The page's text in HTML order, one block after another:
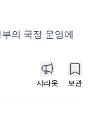
의 국정 운영에
샤라웃 보관